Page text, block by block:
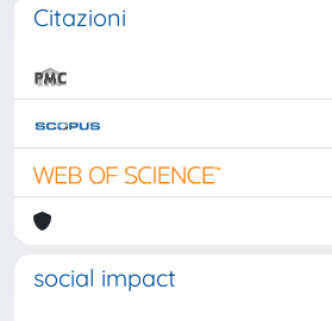
Citazioni
social impact